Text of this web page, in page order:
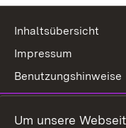
Inhaltsübersicht
Impressum
Benutzungshinweise
Um unsere